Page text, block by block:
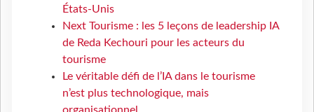
États-Unis
Next Tourisme : les 5 leçons de leadership IA
de Reda Kechouri pour les acteurs du
tourisme
Le véritable défi de l’IA dans le tourisme
n’est plus technologique, mais
organisationnel